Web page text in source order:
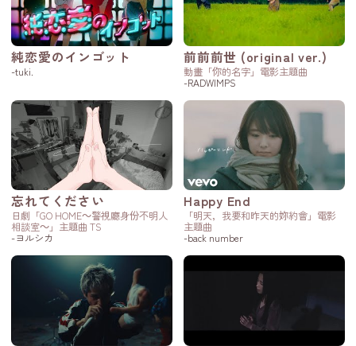
純恋愛のインゴット
-tuki.
前前前世 (original ver.)
動畫「你的名字」電影主題曲
-RADWIMPS
忘れてください
日劇「GO HOME～警視廳身份不明人
相談室～」主題曲 TS
-ヨルシカ
Happy End
「明天，我要和昨天的妳約會」電影
主題曲
-back number